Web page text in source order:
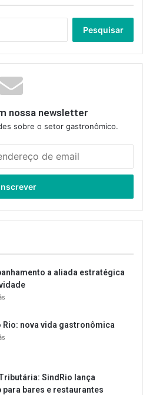
nossa newsletter
sobre o setor gastronômico.
a aliada estratégica
Rio: nova vida gastronômica
SindRio lança
para bares e restaurantes